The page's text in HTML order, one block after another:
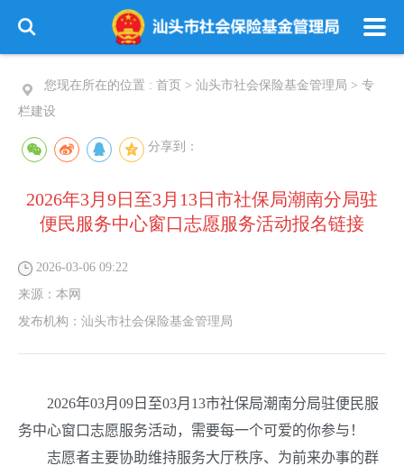
您现在所在的位置 : 首页 > 汕头市社会保险基金管理局 > 专
栏建设
分享到：
2026年3月9日至3月13日市社保局潮南分局驻
便民服务中心窗口志愿服务活动报名链接
2026-03-06 09:22
来源： 本网
发布机构： 汕头市社会保险基金管理局
2026年03月 09 日至03月 13市社保局潮南分局驻便民服
务中心窗口志愿服务活动，需要每一个可爱的你参与！
志愿者主要协助维持服务大厅秩序、为前来办事的群